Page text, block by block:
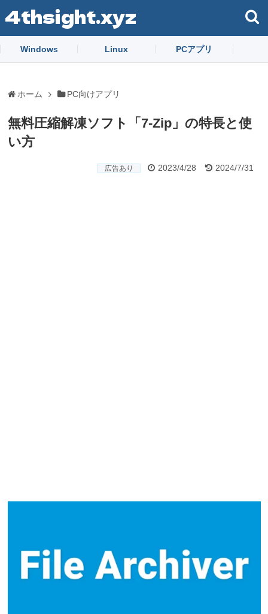
4thsight.xyz
Windows Linux PCアプリ
ホーム PC向けアプリ
無料圧縮解凍ソフト「7-Zip」の特長と使
い方
広告あり 2023/4/28 2024/7/31